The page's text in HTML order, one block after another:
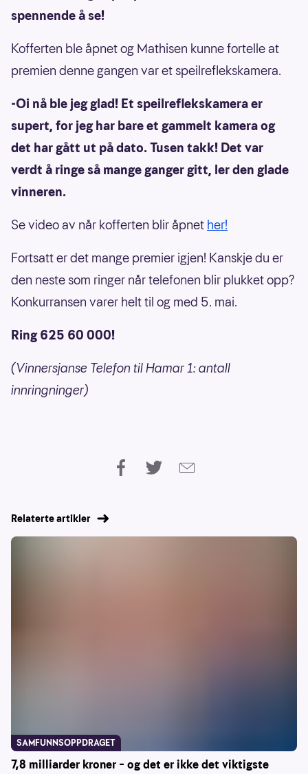
spennende å se!
Kofferten ble åpnet og Mathisen kunne fortelle at
premien denne gangen var et speilreflekskamera.
-Oi nå ble jeg glad! Et speilreflekskamera er
supert, for jeg har bare et gammelt kamera og
det har gått ut på dato. Tusen takk! Det var
verdt å ringe så mange ganger gitt, ler den glade
vinneren.
Se video av når kofferten blir åpnet her!
Fortsatt er det mange premier igjen! Kanskje du er
den neste som ringer når telefonen blir plukket opp?
Konkurransen varer helt til og med 5. mai.
Ring 625 60 000!
(Vinnersjanse Telefon til Hamar 1: antall
innringninger)
Relaterte artikler
7,8 milliarder kroner – og det er ikke det viktigste
SAMFUNNSOPPDRAGET